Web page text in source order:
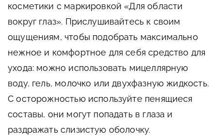
косметики с маркировкой «Для области
вокруг глаз». Прислушивайтесь к своим
ощущениям, чтобы подобрать максимально
нежное и комфортное для себя средство для
ухода: можно использовать мицеллярную
воду, гель, молочко или двухфазную жидкость.
С осторожностью используйте пенящиеся
составы, они могут попадать в глаза и
раздражать слизистую оболочку.